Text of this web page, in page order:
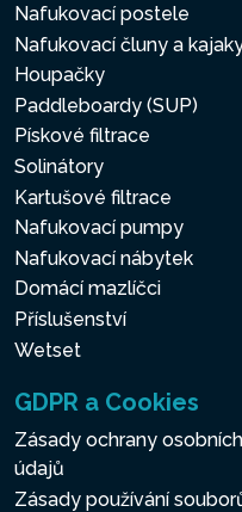
Nafukovací postele
Nafukovací čluny a
Houpačky
Paddleboardy (SUP)
Pískové filtrace
Solinátory
Kartušové filtrace
Nafukovací pumpy
Nafukovací nábytek
Domácí mazlíčci
Příslušenství
Wetset
GDPR a Cookies
Zásady ochrany
údajů
Zásady používání